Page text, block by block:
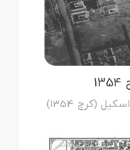
(کرج 1354)